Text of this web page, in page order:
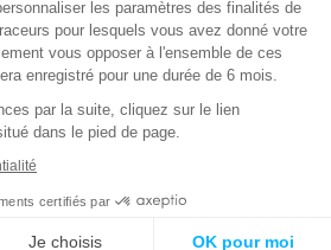
les paramètres des finalités de
pour lesquels vous avez donné votre
vous opposer à l'ensemble de ces
enregistré pour une durée de 6 mois.
par la suite, cliquez sur le lien
dans le pied de page.
certifiés par
Je choisis OK pour moi
mail soit utilisée pour permettre de m'envoyer la
| Tous droits réservés
données
Mentions légales